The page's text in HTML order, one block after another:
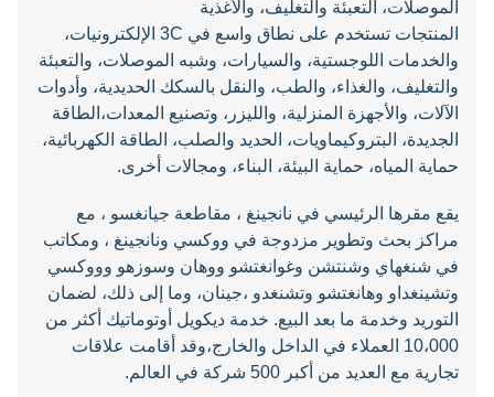
الموصلات، التعبئة والتغليف، والأغذية
المنتجات تستخدم على نطاق واسع في 3C الإلكترونيات،
والخدمات اللوجستية، والسيارات، وشبه الموصلات، والتعبئة
والتغليف، والغذاء، والطب، والنقل بالسكك الحديدية، وأدوات
الآلات، والأجهزة المنزلية، والليزر، وتصنيع المعدات،الطاقة
الجديدة، البتروكيماويات، الحديد والصلب، الطاقة الكهربائية،
حماية المياه، حماية البيئة، البناء، ومجالات أخرى.
يقع مقرها الرئيسي في نانجينغ ، مقاطعة جيانغسو ، مع
مراكز بحث وتطوير مزدوجة في ووكسي ونانجينغ ، ومكاتب
في شنغهاي وشنتشن وغوانغتشو ووهان وسوزهو وووكسي
وتشينغداو وهانغتشو وتشنغدو ،جينان، وما إلى ذلك، لضمان
التوريد وخدمة ما بعد البيع. خدمة ديكويل أوتوماتيك أكثر من
10،000 العملاء في الداخل والخارج،وقد أقامت علاقات
تجارية مع العديد من أكبر 500 شركة في العالم.